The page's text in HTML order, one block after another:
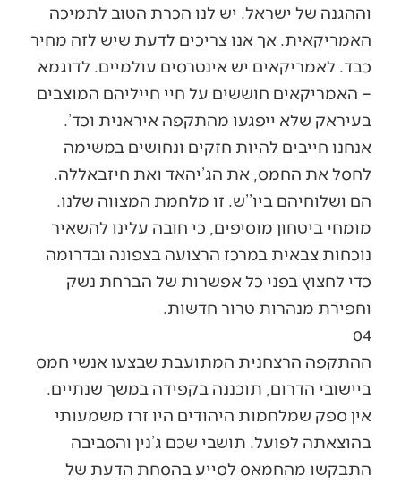
וההגנה של ישראל. יש לנו הכרת הטוב לתמיכה
האמריקאית. אך אנו צריכים לדעת שיש לזה מחיר
כבד. לאמריקאים יש אינטרסים עולמיים. לדוגמא
– האמריקאים חוששים על חיי חייליהם המוצבים
בעיראק שלא ייפגעו מהתקפה איראנית וכד’.
אנחנו חייבים להיות חזקים ונחושים במשימה
לחסל את החמס, את הג’יהאד ואת חיזבאללה.
הם ושלוחיהם ביו’’ש. זו מלחמת המצווה שלנו.
מומחי ביטחון מוסיפים, כי חובה עלינו להשאיר
נוכחות צבאית במרכז הרצועה בצפונה ובדרומה
כדי לחצוץ בפני כל אפשרות של הברחת נשק
וחפירת מנהרות טרור חדשות.
04
ההתקפה הרצחנית המתועבת שבצעו אנשי חמס
ביישובי הדרום, תוכננה בקפידה במשך שנתיים.
אין ספק שמלחמות היהודים היו זרז משמעותי
בהוצאתה לפועל. תושבי שכם ג’נין והסביבה
התבקשו מהחמאס לסייע בהסחת הדעת של